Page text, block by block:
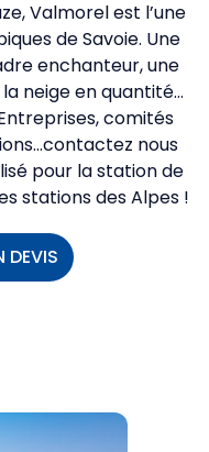
Valmorel est l’une
de Savoie. Une
enchanteur, une
neige en quantité…
comités
nous
pour la station de
stations des Alpes !
DEVIS